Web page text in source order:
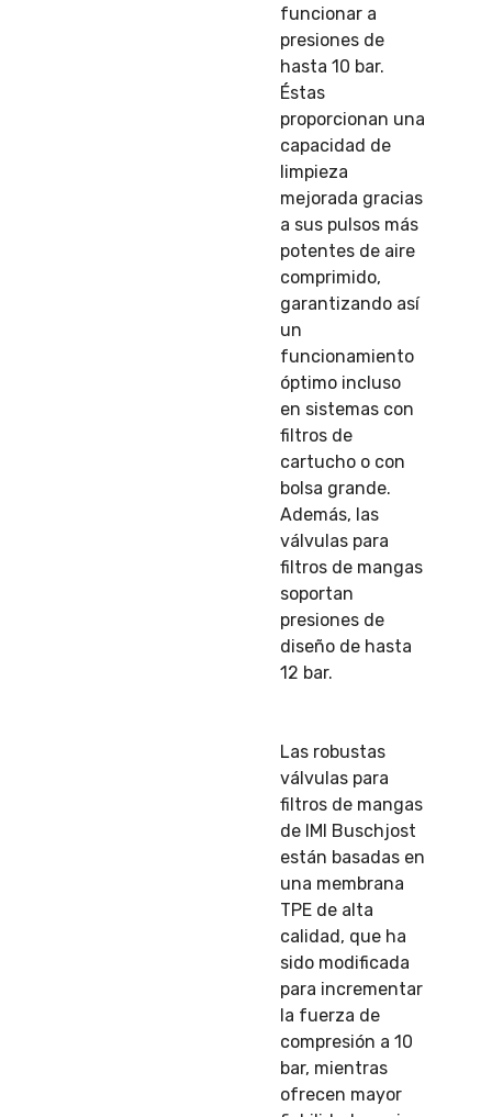
funcionar a
presiones de
hasta 10 bar.
Éstas
proporcionan una
capacidad de
limpieza
mejorada gracias
a sus pulsos más
potentes de aire
comprimido,
garantizando así
un
funcionamiento
óptimo incluso
en sistemas con
filtros de
cartucho o con
bolsa grande.
Además, las
válvulas para
filtros de mangas
soportan
presiones de
diseño de hasta
12 bar.
Las robustas
válvulas para
filtros de mangas
de IMI Buschjost
están basadas en
una membrana
TPE de alta
calidad, que ha
sido modificada
para incrementar
la fuerza de
compresión a 10
bar, mientras
ofrecen mayor